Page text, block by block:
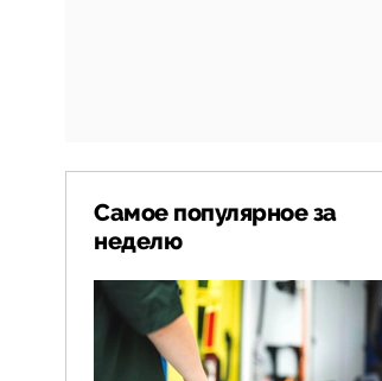
Самое популярное за
неделю